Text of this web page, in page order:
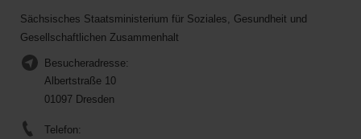
Sächsisches Staatsministerium für Soziales, Gesundheit und
Gesellschaftlichen Zusammenhalt
Besucheradresse:
Albertstraße 10
01097 Dresden
Telefon: